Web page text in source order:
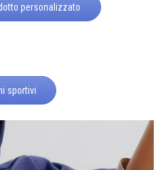
personalizzato
sportivi